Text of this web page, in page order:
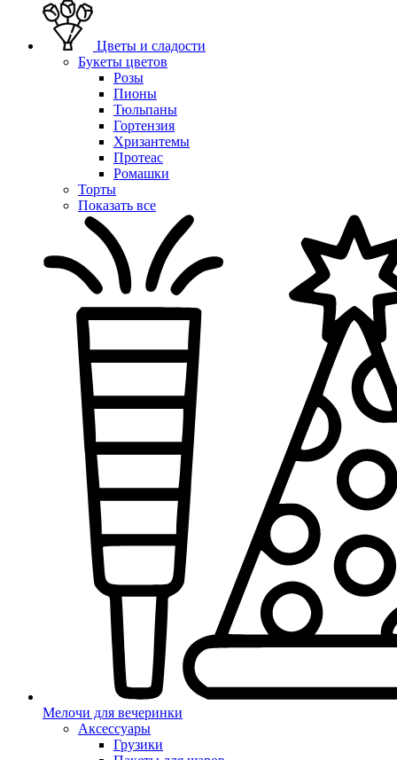
Цветы и сладости
Букеты цветов
Розы
Пионы
Тюльпаны
Гортензия
Хризантемы
Протеас
Ромашки
Торты
Показать все
Мелочи для вечеринки
Аксессуары
Грузики